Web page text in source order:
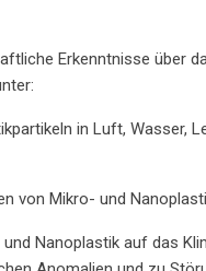
Erkenntnisse über
in Luft, Wasser,
von Mikro- und
Nanoplastik auf das